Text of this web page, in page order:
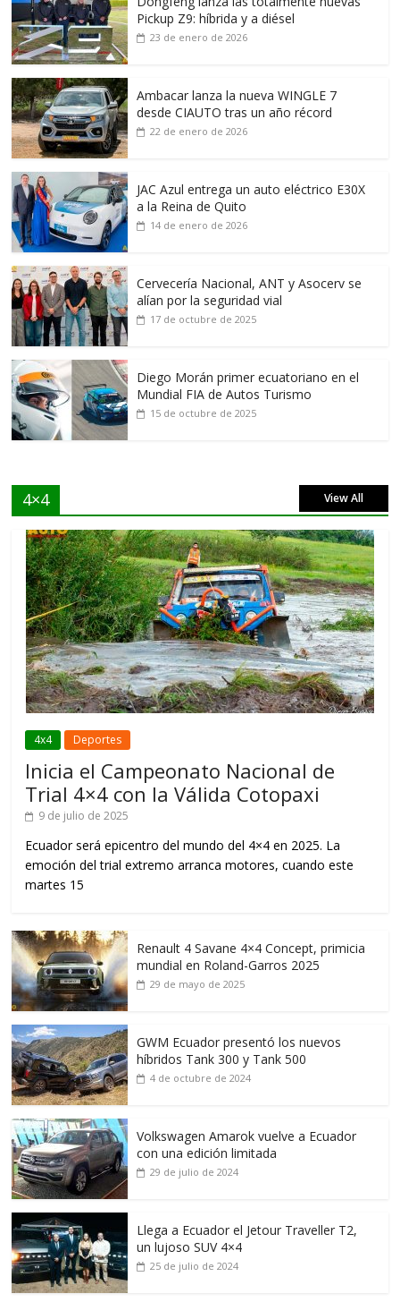
Pickup Z9: híbrida y a diésel
23 de enero de 2026
Ambacar lanza la nueva WINGLE 7
desde CIAUTO tras un año récord
22 de enero de 2026
JAC Azul entrega un auto eléctrico E30X
a la Reina de Quito
14 de enero de 2026
Cervecería Nacional, ANT y Asocerv se
alían por la seguridad vial
17 de octubre de 2025
Diego Morán primer ecuatoriano en el
Mundial FIA de Autos Turismo
15 de octubre de 2025
4×4 View All
4x4 Deportes
Inicia el Campeonato Nacional de
Trial 4×4 con la Válida Cotopaxi
9 de julio de 2025
Ecuador será epicentro del mundo del 4×4 en 2025. La
emoción del trial extremo arranca motores, cuando este
martes 15
Renault 4 Savane 4×4 Concept, primicia
mundial en Roland-Garros 2025
29 de mayo de 2025
GWM Ecuador presentó los nuevos
híbridos Tank 300 y Tank 500
4 de octubre de 2024
Volkswagen Amarok vuelve a Ecuador
con una edición limitada
29 de julio de 2024
Llega a Ecuador el Jetour Traveller T2,
un lujoso SUV 4×4
25 de julio de 2024